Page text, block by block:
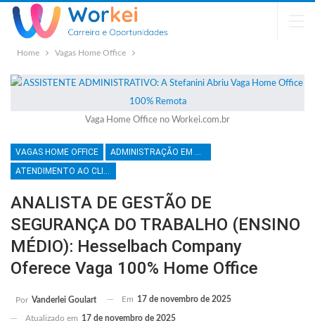
Home Vagas Home Office
Vaga Home Office no Workei.com.br
VAGAS HOME OFFICE
ADMINISTRAÇÃO EM GERAL
ATENDIMENTO AO CLIENTE
ANALISTA DE GESTÃO DE
SEGURANÇA DO TRABALHO (ENSINO
MÉDIO): Hesselbach Company
Oferece Vaga 100% Home Office
Por Vanderlei Goulart Em 17 de novembro de 2025
Atualizado em 17 de novembro de 2025